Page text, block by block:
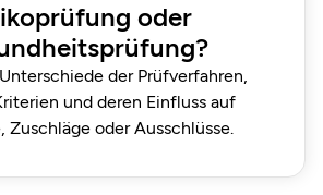
oder
der Prüfverfahren,
und deren Einfluss auf
Zuschläge oder Ausschlüsse.